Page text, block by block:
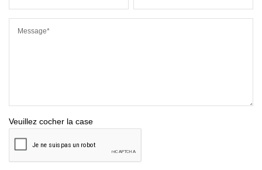
Message*
Veuillez cocher la case